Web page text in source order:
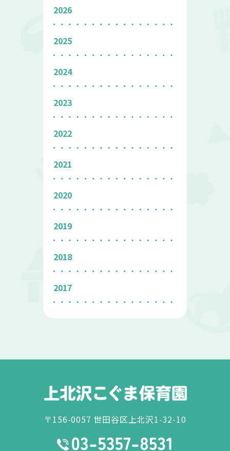
2026
2025
2024
2023
2022
2021
2020
2019
2018
2017
〒156-0057 世田谷区上北沢1-32-10